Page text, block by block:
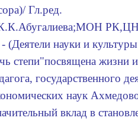
Гл.ред.
(Деятели науки и культуры
степи"посвящена жизни
государственного
наук
вклад в